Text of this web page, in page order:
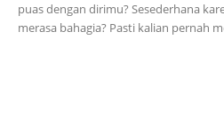
puas dengan dirimu? Sesederhana
merasa bahagia? Pasti kalian pernah